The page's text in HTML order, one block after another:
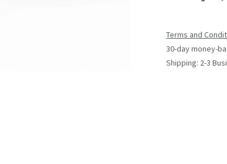
Terms and
30-day money-
Shipping: 2-3